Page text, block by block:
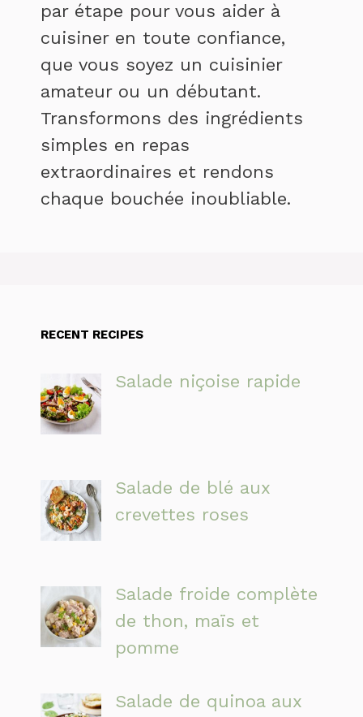
par étape pour vous aider à
cuisiner en toute confiance,
que vous soyez un cuisinier
amateur ou un débutant.
Transformons des ingrédients
simples en repas
extraordinaires et rendons
chaque bouchée inoubliable.
RECENT RECIPES
Salade niçoise rapide
Salade de blé aux
crevettes roses
Salade froide complète
de thon, maïs et
pomme
Salade de quinoa aux